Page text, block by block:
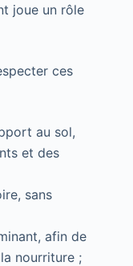
joue un rôle
ces
au sol,
et des
sans
afin de
nourriture ;